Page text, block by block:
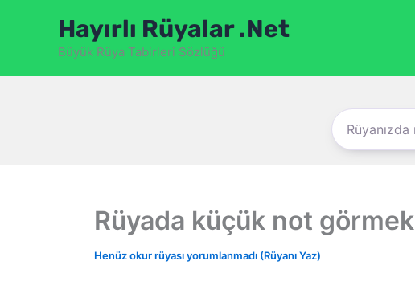
Hayırlı Rüyalar .Net
Büyük Rüya Tabirleri Sözlüğü
Rüyada küçük not görmek
Henüz okur rüyası yorumlanmadı (Rüyanı Yaz)